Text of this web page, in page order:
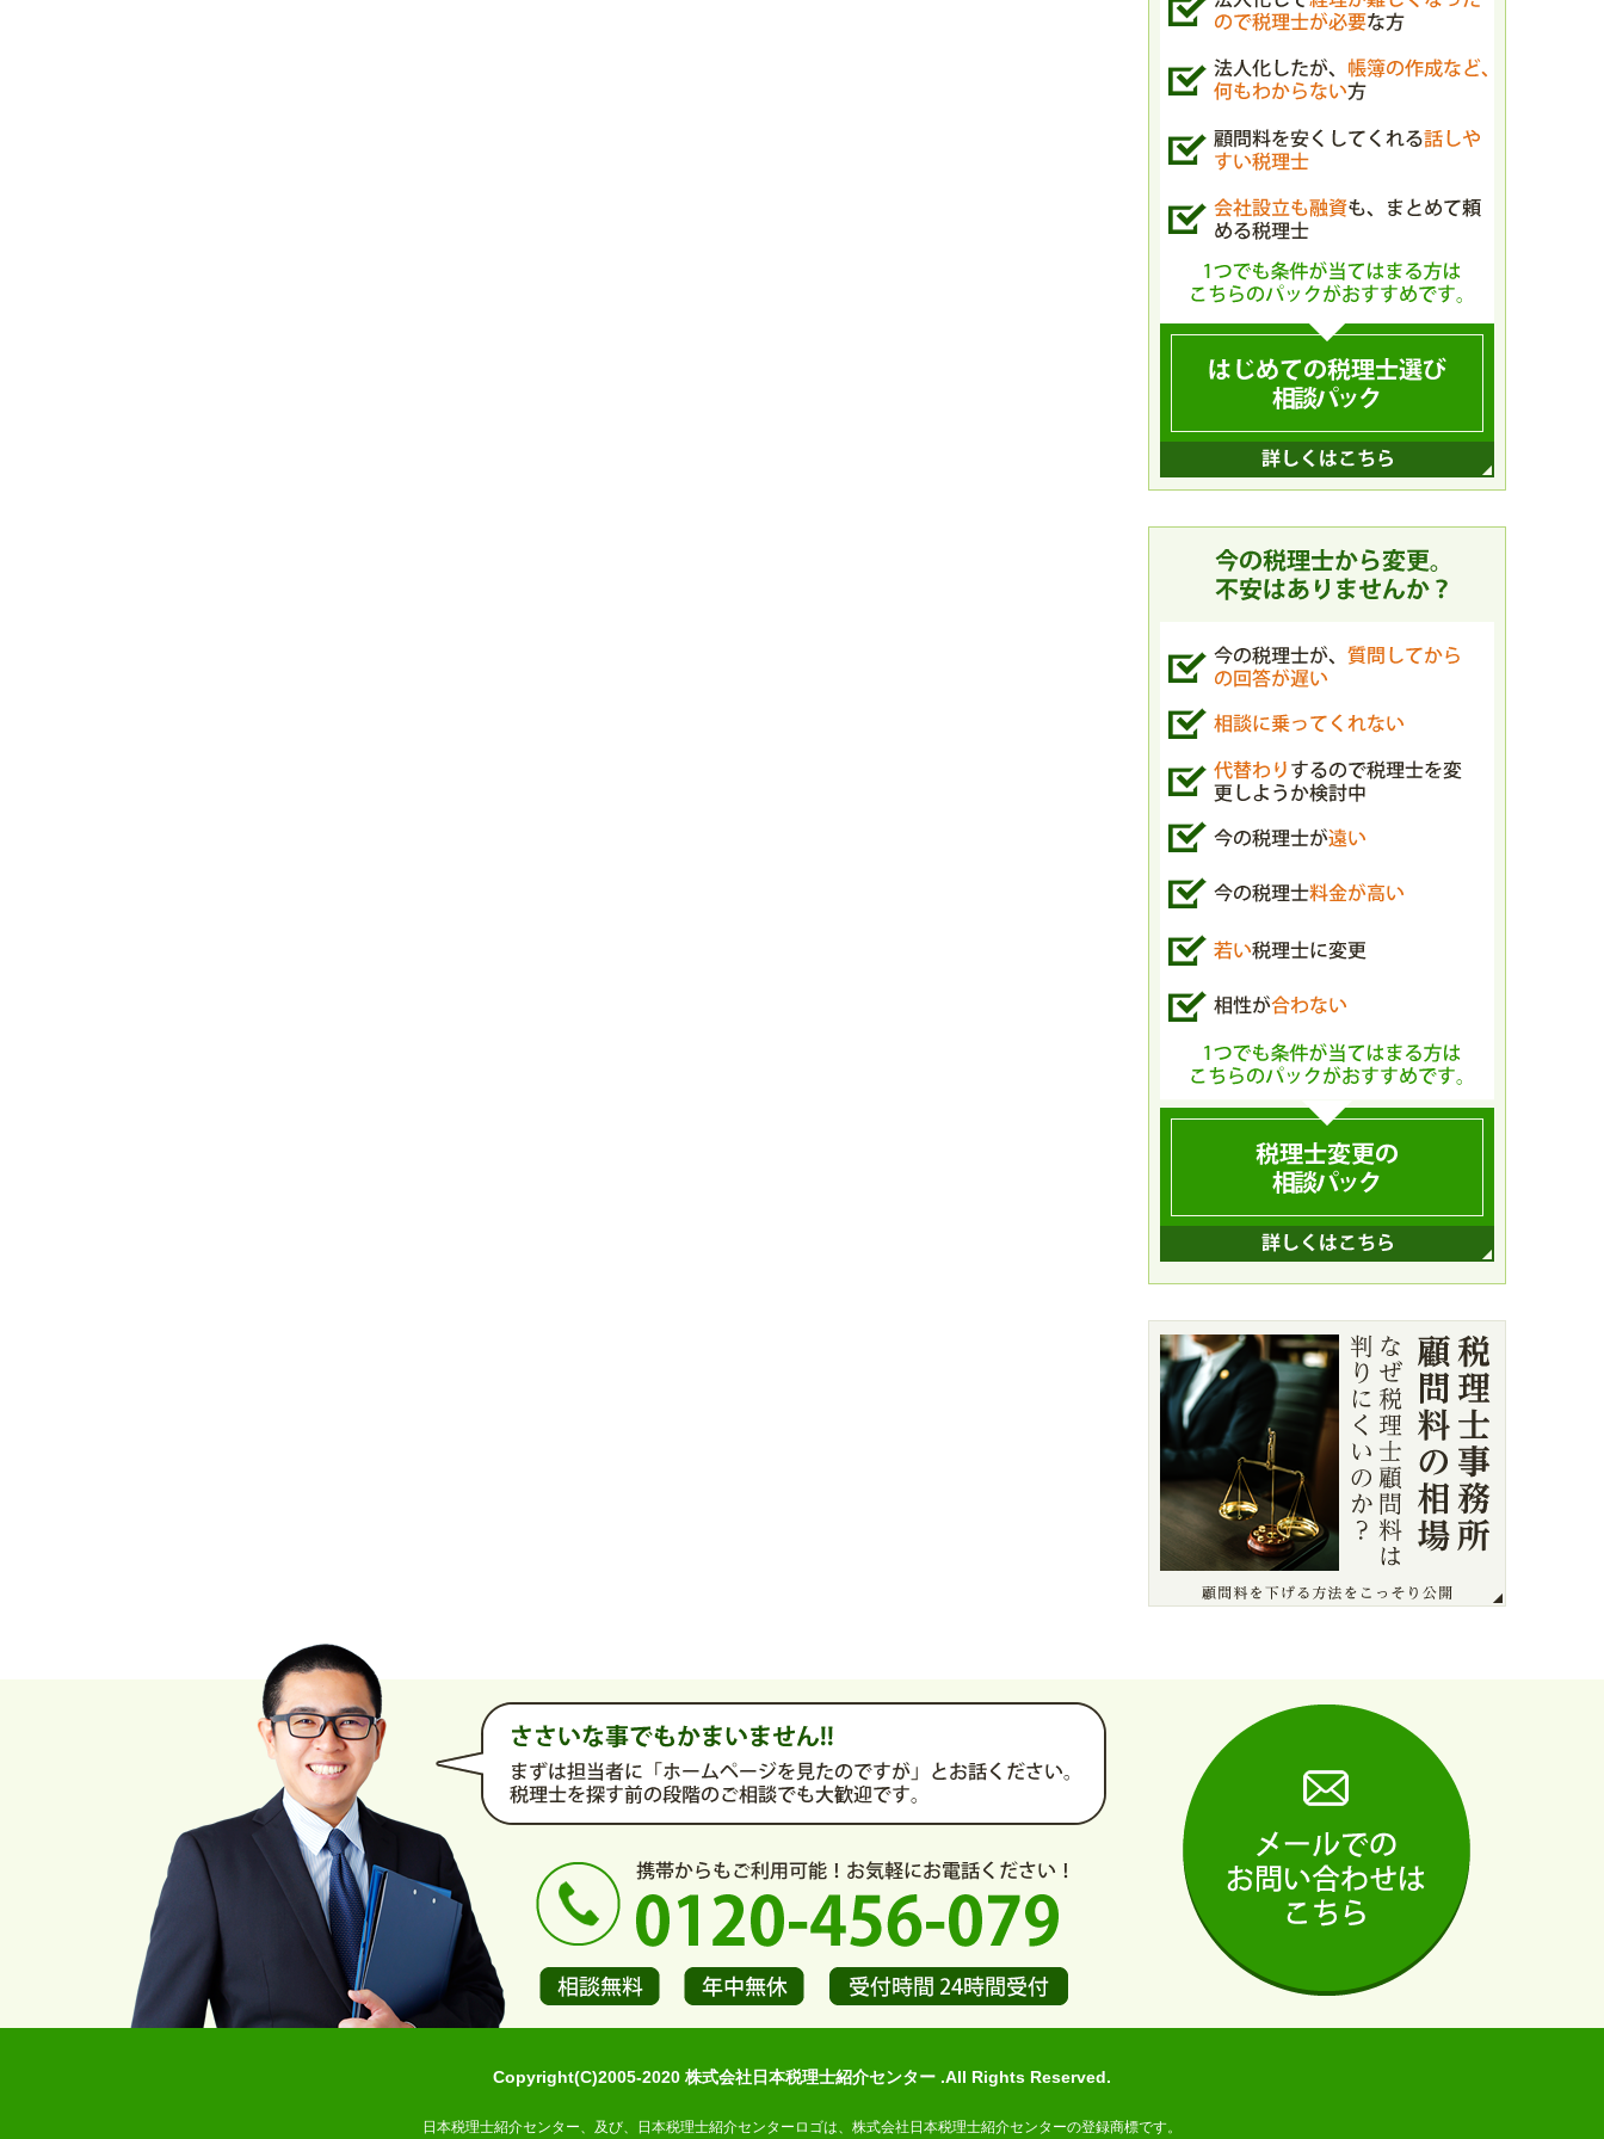
Copyright(C)2005-2020 株式会社日本税理士紹介センター .All Rights Reserved.
日本税理士紹介センター、及び、日本税理士紹介センターロゴは、株式会社日本税理士紹介センターの登録商標です。